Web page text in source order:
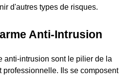
d'autres types de risques.
Anti-Intrusion
anti-intrusion sont le pilier de la
professionnelle. Ils se composent